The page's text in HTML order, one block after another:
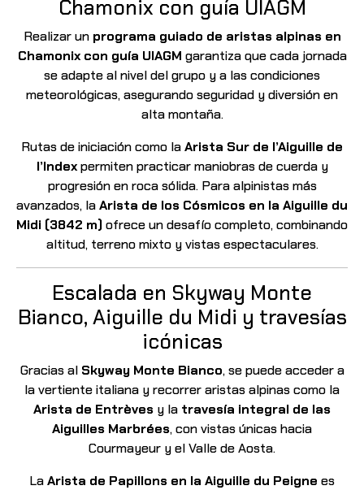
Chamonix con guía UIAGM
Realizar un programa guiado de aristas alpinas en
Chamonix con guía UIAGM garantiza que cada jornada
se adapte al nivel del grupo y a las condiciones
meteorológicas, asegurando seguridad y diversión en
alta montaña.
Rutas de iniciación como laArista Sur de l’Aiguille de
l’Indexpermiten practicar maniobras de cuerda y
progresión en roca sólida. Para alpinistas más
avanzados, laArista de los Cósmicos en la Aiguille du
Midi (3842 m)ofrece un desafío completo, combinando
altitud, terreno mixto y vistas espectaculares.
Escalada en Skyway Monte
Bianco, Aiguille du Midi y travesías
icónicas
Gracias al Skyway Monte Bianco, se puede acceder a
la vertiente italiana y recorrer aristas alpinas como la
Arista de Entrèves y la travesía integral de las
Aiguilles Marbrées, con vistas únicas hacia
Courmayeur y el Valle de Aosta.
LaArista de Papillons en la Aiguille du Peigne es